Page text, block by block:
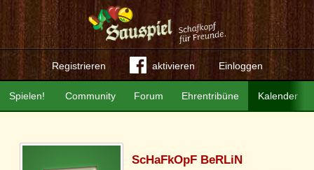
Registrieren aktivieren Einloggen
Community Forum Ehrentribüne Kalender
Spielen!
ScHaFkOpF BeRLiN